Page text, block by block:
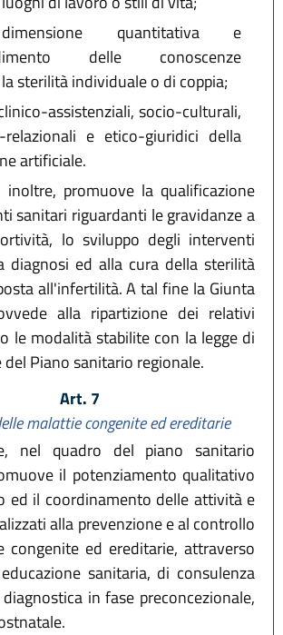
quantitativa e
delle conoscenze
sterilità individuale o di coppia;
assistenziali, socio-culturali,
relazionali e etico-giuridici della
artificiale.
inoltre, promuove la qualificazione
sanitari riguardanti le gravidanze a
lo sviluppo degli interventi
diagnosi ed alla cura della sterilità
all'infertilità. A tal fine la Giunta
alla ripartizione dei relativi
le modalità stabilite con la legge di
Piano sanitario regionale.
Art. 7
malattie congenite ed ereditarie
nel quadro del piano sanitario
il potenziamento qualitativo
ed il coordinamento delle attività e
alla prevenzione e al controllo
congenite ed ereditarie, attraverso
sanitaria, di consulenza
in fase preconcezionale,